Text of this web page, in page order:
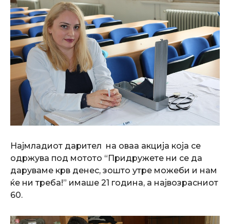
Најмладиот дарител на оваа акција која се
одржува под мотото “Придружете ни се да
даруваме крв денес, зошто утре можеби и нам
ќе ни треба!” имаше 21 година, а највозрасниот
60.